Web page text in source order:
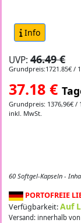
Info
UVP: 46.49 €
Grundpreis:1721.85€ /
37.18 €
Grundpreis: 1376,96€ /
inkl. MwSt.
60 Softgel-Kapseln -
PORTOFREIE
Verfügbarkeit:Auf
Versand: innerhalb